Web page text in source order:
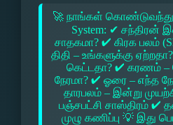
🚀 நாங்கள்
System: ✔ சந்திரன்
சாதகமா? ✔ கிரக பலம்
திதி – உங்களுக்கு
கெட்டதா? ✔ கரணம் –
நேரமா? ✔ ஓரை – எந்த
தாரபலம் – இன்று
பஞ்சபட்சி சாஸ்திரம் ✔
முழு கணிப்பு 💡 இது